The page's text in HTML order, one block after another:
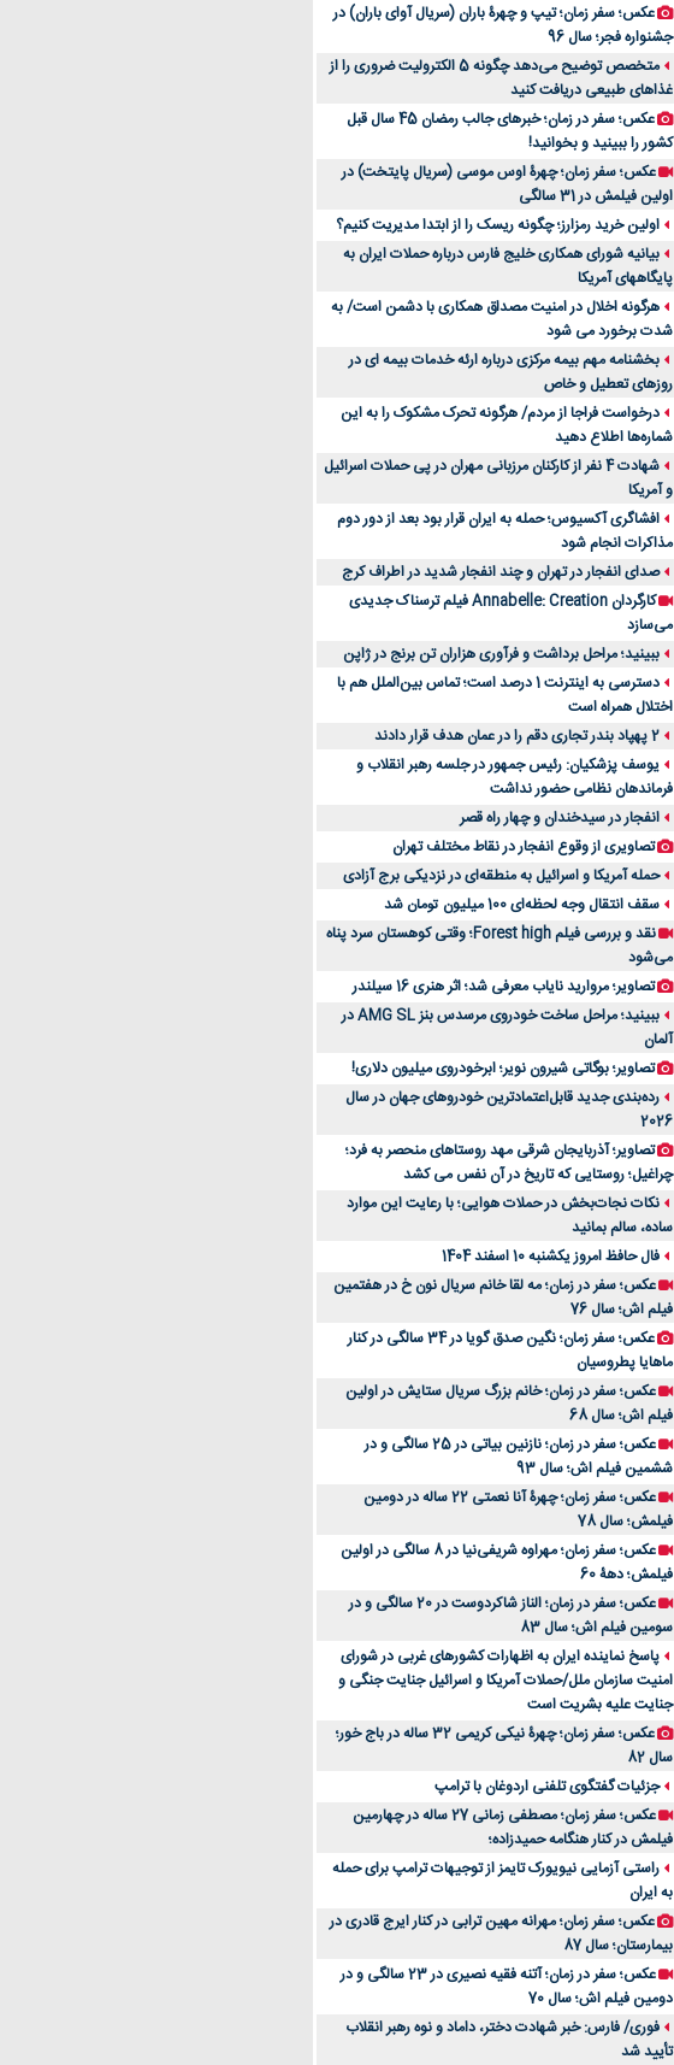
عکس؛ سفر زمان؛ تیپ و چهرۀ باران (سریال آوای باران) در
جشنواره فجر؛ سال 96
متخصص توضیح می‌دهد چگونه 5 الکترولیت ضروری را از
غذاهای طبیعی دریافت کنید
عکس؛ سفر در زمان؛ خبرهای جالب رمضان 45 سال قبل
کشور را ببینید و بخوانید!
عکس؛ سفر زمان؛ چهرۀ اوس موسی (سریال پایتخت) در
اولین فیلمش در 31 سالگی
اولین خرید رمزارز؛ چگونه ریسک را از ابتدا مدیریت کنیم؟
بیانیه شورای همکاری خلیج فارس درباره حملات ایران به
پایگاههای آمریکا
هرگونه اخلال در امنیت مصداق همکاری با دشمن است/ به
شدت برخورد می شود
بخشنامه مهم بیمه مرکزی درباره ارئه خدمات بیمه ای در
روزهای تعطیل و خاص
درخواست فراجا از مردم/ هرگونه تحرک مشکوک را به این
شماره‌ها اطلاع دهید
شهادت 4 نفر از کارکنان مرزبانی مهران در پی حملات اسرائیل
و آمریکا
افشاگری آکسیوس؛ حمله به ایران قرار بود بعد از دور دوم
مذاکرات انجام شود
صدای انفجار در تهران و چند انفجار شدید در اطراف کرج
کارگردان Annabelle: Creation فیلم ترسناک جدیدی
می‌سازد
ببینید؛ مراحل برداشت و فرآوری هزاران تن برنج در ژاپن
دسترسی به اینترنت 1 درصد است؛ تماس بین‌الملل هم با
اختلال همراه است
2 پهپاد بندر تجاری دقم را در عمان هدف قرار دادند
یوسف پزشکیان: رئیس جمهور در جلسه رهبر انقلاب و
فرماندهان نظامی حضور نداشت
انفجار در سیدخندان و چهار راه قصر
تصاویری از وقوع انفجار در نقاط مختلف تهران
حمله آمریکا و اسرائیل به منطقه‌ای در نزدیکی برج آزادی
سقف انتقال وجه لحظه‌ای 100 میلیون تومان شد
نقد و بررسی فیلم Forest high؛ وقتی کوهستان سرد پناه
می‌شود
تصاویر؛ مروارید نایاب معرفی شد؛ اثر هنری 16 سیلندر
ببینید؛ مراحل ساخت خودروی مرسدس بنز AMG SL در
آلمان
تصاویر؛ بوگاتی شیرون نویر؛ ابرخودروی میلیون دلاری!
رده‌بندی جدید قابل‌اعتمادترین خودروهای جهان در سال
2026
تصاویر؛ آذربایجان شرقی مهد روستاهای منحصر به فرد؛
چراغیل؛ روستایی که تاریخ در آن نفس می کشد
نکات نجات‌بخش در حملات هوایی؛ با رعایت این موارد
ساده، سالم بمانید
فال حافظ امروز یکشنبه 10 اسفند 1404
عکس؛ سفر در زمان؛ مه لقا خانم سریال نون خ در هفتمین
فیلم اش؛ سال 76
عکس؛ سفر زمان؛ نگین صدق گویا در 34 سالگی در کنار
ماهایا پطروسیان
عکس؛ سفر در زمان؛ خانم بزرگ سریال ستایش در اولین
فیلم اش؛ سال 68
عکس؛ سفر در زمان؛ نازنین بیاتی در 25 سالگی و در
ششمین فیلم اش؛ سال 93
عکس؛ سفر زمان؛ چهرۀ آنا نعمتی 22 ساله در دومین
فیلمش؛ سال 78
عکس؛ سفر زمان؛ مهراوه شریفی‌نیا در 8 سالگی در اولین
فیلمش؛ دهۀ 60
عکس؛ سفر در زمان؛ الناز شاکردوست در 20 سالگی و در
سومین فیلم اش؛ سال 83
پاسخ نماینده ایران به اظهارات کشورهای غربی در شورای
امنیت سازمان ملل/حملات آمریکا و اسرائیل جنایت جنگی و
جنایت علیه بشریت است
عکس؛ سفر زمان؛ چهرۀ نیکی کریمی 32 ساله در باج خور؛
سال 82
جزئیات گفتگوی تلفنی اردوغان با ترامپ
عکس؛ سفر زمان؛ مصطفی زمانی 27 ساله در چهارمین
فیلمش در کنار هنگامه حمیدزاده؛
راستی آزمایی نیویورک تایمز از توجیهات ترامپ برای حمله
به ایران
عکس؛ سفر زمان؛ مهرانه مهین ترابی در کنار ایرج قادری در
بیمارستان؛ سال 87
عکس؛ سفر در زمان؛ آتنه فقیه نصیری در 23 سالگی و در
دومین فیلم اش؛ سال 70
فوری/ فارس: خبر شهادت دختر، داماد و نوه رهبر انقلاب
تأیید شد